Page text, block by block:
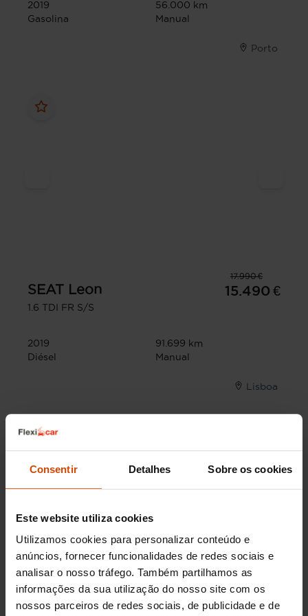
Consentir Detalhes Sobre os cookies
Este website utiliza cookies
Utilizamos cookies para personalizar conteúdo e
anúncios, fornecer funcionalidades de redes sociais e
analisar o nosso tráfego. Também partilhamos as
informações da sua utilização do nosso site com os
nossos parceiros de redes sociais, de publicidade e de
2019
56.000 km
Gasolina
Manual
Porto
17.990 €
SEAT Leon
1.6 TDI FR S/S
15.490 €
2019
91.699 km
Diésel
Manual
Lisboa
Comprar um Seat Leon
usado
O Seat Leon é uma das escolhas mais populares
usado. Este modelo destaca-se pela sua
fiabilidade, design atraente e excelente
experiência de condução. Equipado com
tecnologia avançada e motores eficientes, o Seat
Leon oferece uma combinação perfeita de